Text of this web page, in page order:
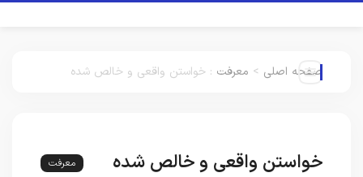
صفحه اصلی > معرفت : خواستن واقعی و خالص شده
خواستن واقعی و خالص شده معرفت